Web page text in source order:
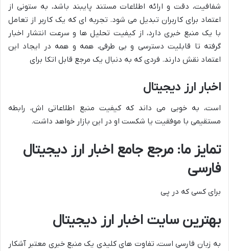
شفافیت، دقت و ارائه اطلاعات مستند پایبند باشد، به ستونی از
اعتماد برای کاربران تبدیل می شود. تجربه ای که یک کاربر از تعامل
با یک منبع خبری دارد، از کیفیت تحلیل ها و سرعت انتشار اخبار
گرفته تا قابلیت دسترسی و بی طرفی، همه و همه در ایجاد این
اعتماد نقش دارند. فردی که به دنبال یک مرجع قابل اتکا برای
اخبار ارز دیجیتال
است، به خوبی می داند که کیفیت منبع اطلاعاتی اش، رابطه
مستقیمی با موفقیت یا شکست او در این بازار خواهد داشت.
تمایز ما: مرجع جامع اخبار ارز دیجیتال
فارسی
برای کسی که در پی
بهترین سایت اخبار ارز دیجیتال
به زبان فارسی است، تفاوت های کلیدی یک منبع خبری معتبر آشکار